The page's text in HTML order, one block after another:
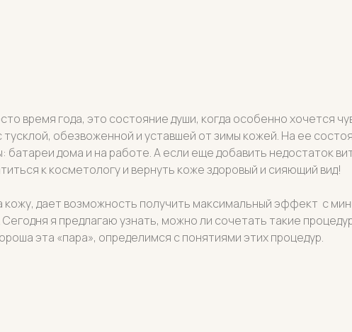
время года, это состояние души, когда особенно хочется
обезвоженной и уставшей от зимы кожей. На ее
дома и на работе. А если еще добавить недостаток
к косметологу и вернуть коже здоровый и сияющий вид!
дает возможность получить максимальный эффект с
я предлагаю узнать, можно ли сочетать такие
эта «пара», определимся с понятиями этих процедур.